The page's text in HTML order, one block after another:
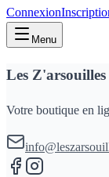
Connexion
Menu
Les Z'arsouilles
Votre boutique en